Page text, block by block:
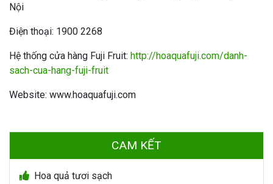
Nội
Điện thoại: 1900 2268
Hệ thống cửa hàng Fuji Fruit: http://hoaquafuji.com/danh-
sach-cua-hang-fuji-fruit
Website: www.hoaquafuji.com
CAM KẾT
Hoa quả tươi sạch